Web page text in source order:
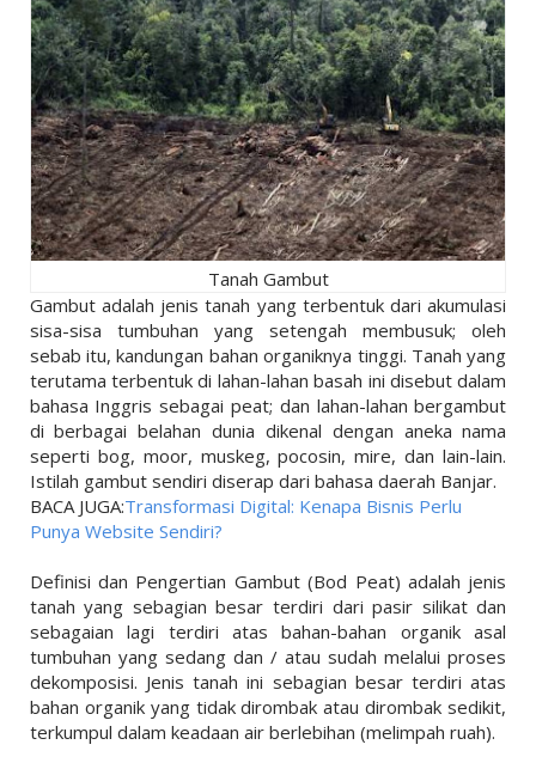
Tanah Gambut
Gambut adalah jenis tanah yang terbentuk dari akumulasi
sisa-sisa tumbuhan yang setengah membusuk; oleh
sebab itu, kandungan bahan organiknya tinggi. Tanah yang
terutama terbentuk di lahan-lahan basah ini disebut dalam
bahasa Inggris sebagai peat; dan lahan-lahan bergambut
di berbagai belahan dunia dikenal dengan aneka nama
seperti bog, moor, muskeg, pocosin, mire, dan lain-lain.
Istilah gambut sendiri diserap dari bahasa daerah Banjar.
BACA JUGA:Transformasi Digital: Kenapa Bisnis Perlu
Punya Website Sendiri?
Definisi dan Pengertian Gambut (Bod Peat) adalah jenis
tanah yang sebagian besar terdiri dari pasir silikat dan
sebagaian lagi terdiri atas bahan-bahan organik asal
tumbuhan yang sedang dan / atau sudah melalui proses
dekomposisi. Jenis tanah ini sebagian besar terdiri atas
bahan organik yang tidak dirombak atau dirombak sedikit,
terkumpul dalam keadaan air berlebihan (melimpah ruah).